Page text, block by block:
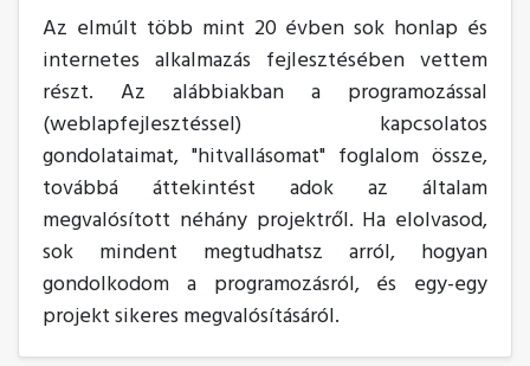
Az elmúlt több mint 20 évben sok honlap és
internetes alkalmazás fejlesztésében vettem
részt. Az alábbiakban a programozással
(weblapfejlesztéssel) kapcsolatos
gondolataimat, "hitvallásomat" foglalom össze,
továbbá áttekintést adok az általam
megvalósított néhány projektről. Ha elolvasod,
sok mindent megtudhatsz arról, hogyan
gondolkodom a programozásról, és egy-egy
projekt sikeres megvalósításáról.